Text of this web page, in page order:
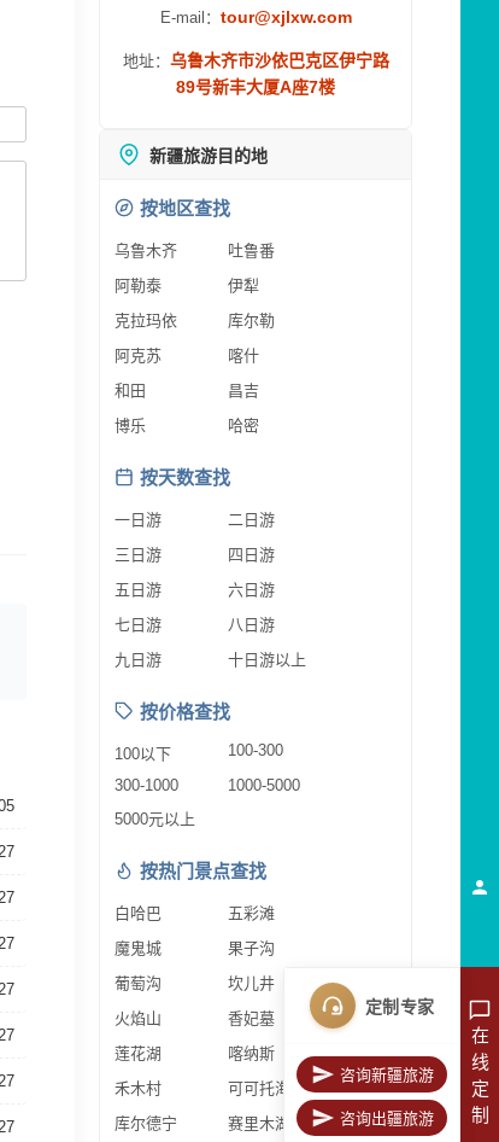
E-mail： tour@xjlxw.com
地址： 乌鲁木齐市沙依巴克区伊宁路
89号新丰大厦A座7楼
新疆旅游目的地
按地区查找
乌鲁木齐
吐鲁番
阿勒泰
伊犁
克拉玛依
库尔勒
阿克苏
喀什
和田
昌吉
博乐
哈密
按天数查找
一日游
二日游
三日游
四日游
五日游
六日游
七日游
八日游
九日游
十日游以上
按价格查找
100以下
100-300
300-1000
1000-5000
5000元以上
按热门景点查找
白哈巴
五彩滩
魔鬼城
果子沟
葡萄沟
坎儿井
火焰山
香妃墓
莲花湖
喀纳斯
禾木村
可可托海
库尔德宁
赛里木湖
在
线
定
制
定制专家
咨询新疆旅游
咨询出疆旅游